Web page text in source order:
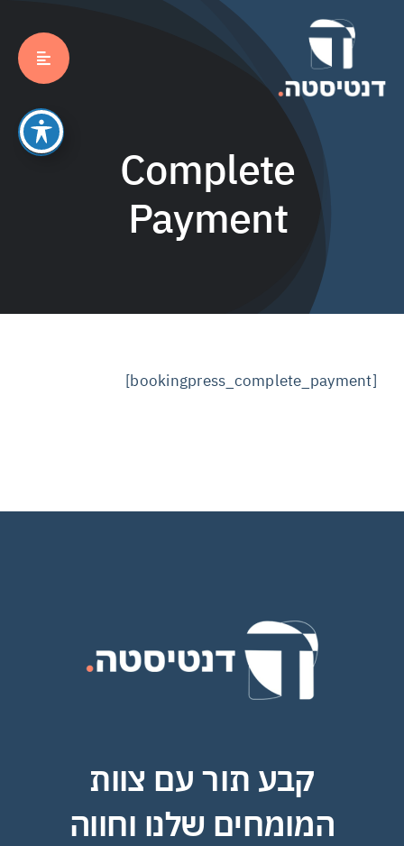
Complete
Payment
[bookingpress_complete_payment]
קבע תור עם צוות
המומחים שלנו וחווה